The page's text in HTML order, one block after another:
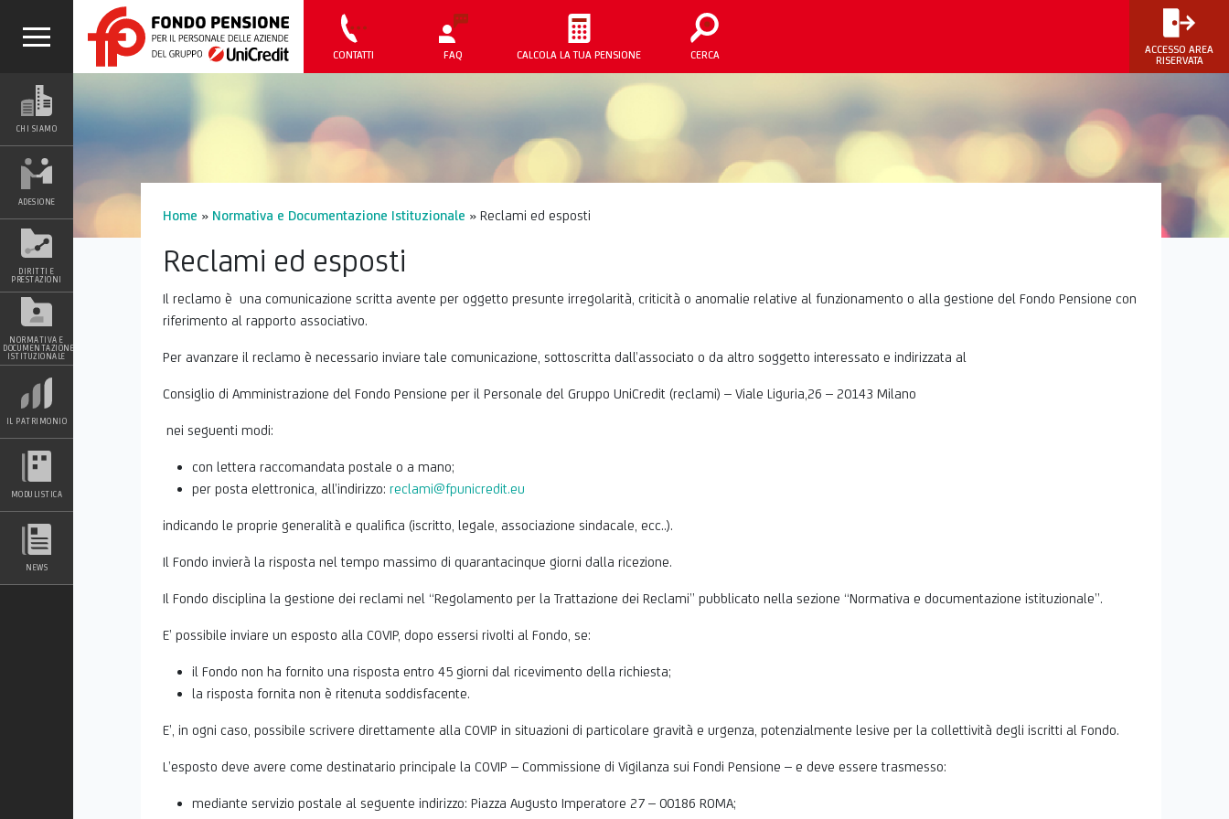
CONTATTI FAQ CALCOLA LA TUA PENSIONE CERCA
ACCESSO AREA
RISERVATA
CHI SIAMO
ADESIONE
DIRITTI E
PRESTAZIONI
NORMATIVA E
DOCUMENTAZIONE
ISTITUZIONALE
IL PATRIMONIO
MODULISTICA
NEWS
Home » Normativa e Documentazione Istituzionale » Reclami ed esposti
Reclami ed esposti
Il reclamo è una comunicazione scritta avente per oggetto presunte irregolarità, criticità o anomalie relative al funzionamento o alla gestione del Fondo Pensione con
riferimento al rapporto associativo.
Per avanzare il reclamo è necessario inviare tale comunicazione, sottoscritta dall’associato o da altro soggetto interessato e indirizzata al
Consiglio di Amministrazione del Fondo Pensione per il Personale del Gruppo UniCredit (reclami) – Viale Liguria,26 – 20143 Milano
nei seguenti modi:
con lettera raccomandata postale o a mano;
per posta elettronica, all’indirizzo: reclami@fpunicredit.eu
indicando le proprie generalità e qualifica (iscritto, legale, associazione sindacale, ecc..).
Il Fondo invierà la risposta nel tempo massimo di quarantacinque giorni dalla ricezione.
Il Fondo disciplina la gestione dei reclami nel “Regolamento per la Trattazione dei Reclami” pubblicato nella sezione “Normativa e documentazione istituzionale”.
E’ possibile inviare un esposto alla COVIP, dopo essersi rivolti al Fondo, se:
il Fondo non ha fornito una risposta entro 45 giorni dal ricevimento della richiesta;
la risposta fornita non è ritenuta soddisfacente.
E’, in ogni caso, possibile scrivere direttamente alla COVIP in situazioni di particolare gravità e urgenza, potenzialmente lesive per la collettività degli iscritti al Fondo.
L’esposto deve avere come destinatario principale la COVIP – Commissione di Vigilanza sui Fondi Pensione – e deve essere trasmesso:
mediante servizio postale al seguente indirizzo: Piazza Augusto Imperatore 27 – 00186 ROMA;